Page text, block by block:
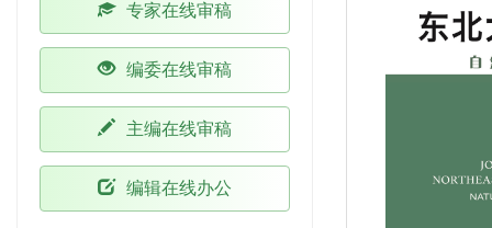
专家在线审稿
编委在线审稿
主编在线审稿
编辑在线办公